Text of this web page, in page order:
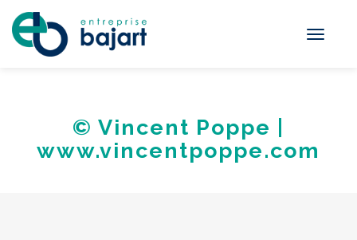
Toggle
© Vincent Poppe |
www.vincentpoppe.com